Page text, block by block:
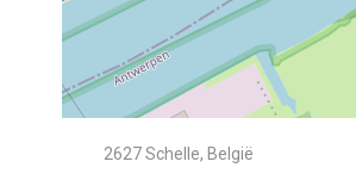
2627 Schelle, België